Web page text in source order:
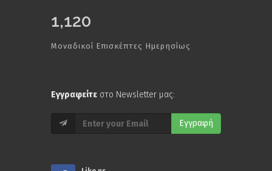
1,120
Μοναδικοί Επισκέπτες Ημερησίως
Εγγραφείτε στο Newsletter μας:
Εγγραφή